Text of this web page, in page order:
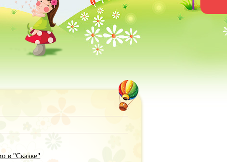
в "Сказке"